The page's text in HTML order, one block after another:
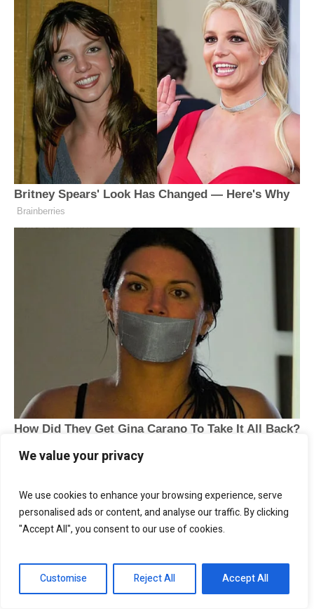
We value your privacy
We use cookies to enhance your browsing experience, serve
personalised ads or content, and analyse our traffic. By clicking
"Accept All", you consent to our use of cookies.
Customise Reject All Accept All